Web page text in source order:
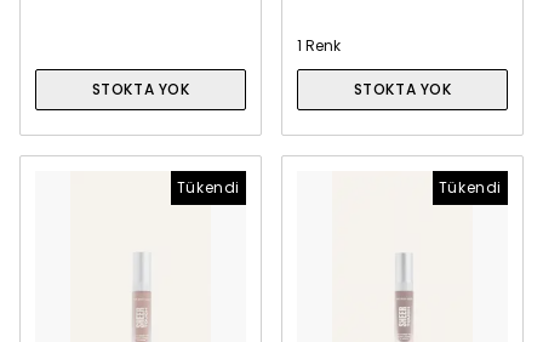
STOKTA YOK
1 Renk
STOKTA YOK
Tükendi Tükendi